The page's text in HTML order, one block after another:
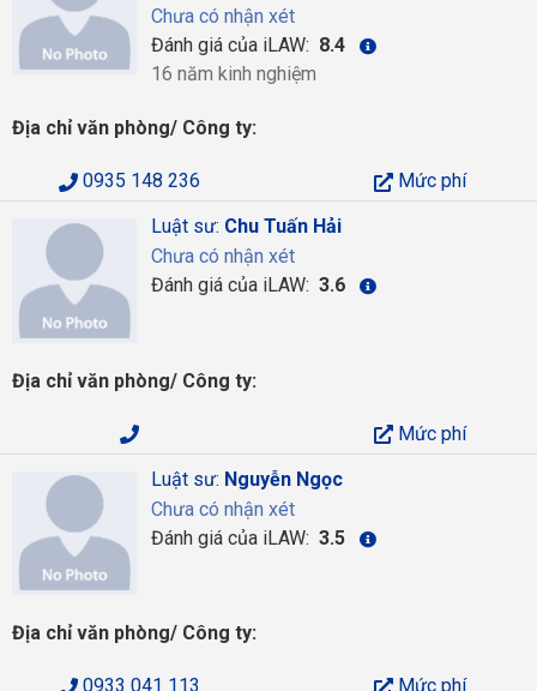
Chưa có nhận xét
Đánh giá của iLAW: 8.4
16 năm kinh nghiệm
Địa chỉ văn phòng/ Công ty:
0935 148 236
Mức phí
Luật sư: Chu Tuấn Hải
Chưa có nhận xét
Đánh giá của iLAW: 3.6
Địa chỉ văn phòng/ Công ty:
Mức phí
Luật sư: Nguyễn Ngọc
Chưa có nhận xét
Đánh giá của iLAW: 3.5
Địa chỉ văn phòng/ Công ty:
0933 041 113 Mức phí